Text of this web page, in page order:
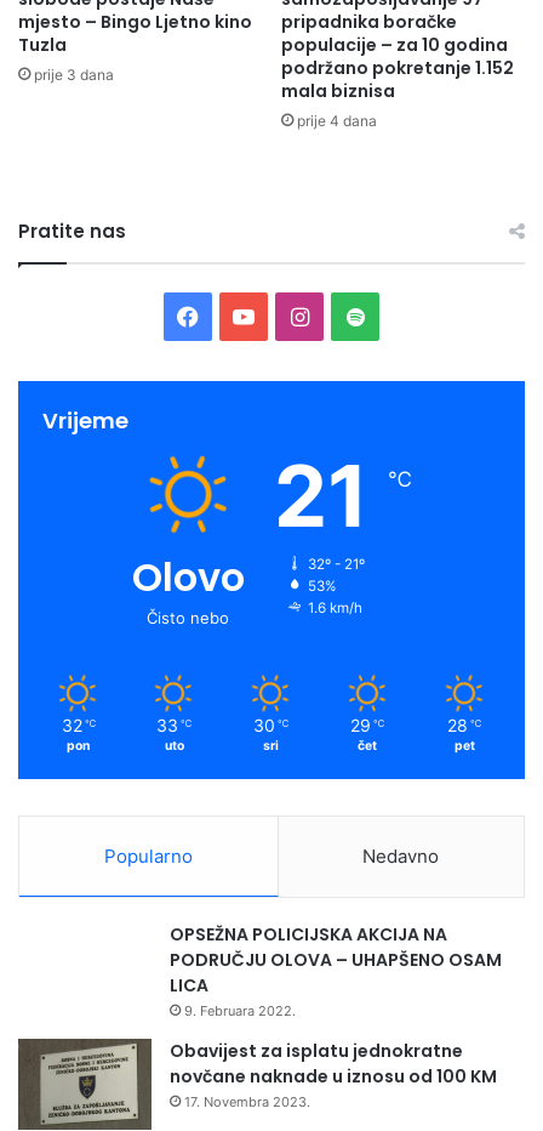
mjesto – Bingo Ljetno kino
Tuzla
prije 3 dana
pripadnika boračke
populacije – za 10 godina
podržano pokretanje 1.152
mala biznisa
prije 4 dana
Pratite nas
Facebook
YouTubeInstagram
Spotify
Vrijeme
Olovo
Čisto nebo
21 ℃
32º - 21º
53%
1.6 km/h
32 ℃
pon
33 ℃
uto
30 ℃
sri
29 ℃
čet
28 ℃
pet
Popularno Nedavno
OPSEŽNA POLICIJSKA AKCIJA NA
PODRUČJU OLOVA – UHAPŠENO OSAM
LICA
9. Februara 2022.
Obavijest za isplatu jednokratne
novčane naknade u iznosu od 100 KM
17. Novembra 2023.